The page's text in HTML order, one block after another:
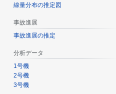
線量分布の推定図
事故進展
事故進展の推定
分析データ
1号機
2号機
3号機